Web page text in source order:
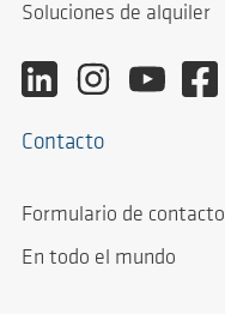
Soluciones de alquiler
Contacto
Formulario de contacto
En todo el mundo